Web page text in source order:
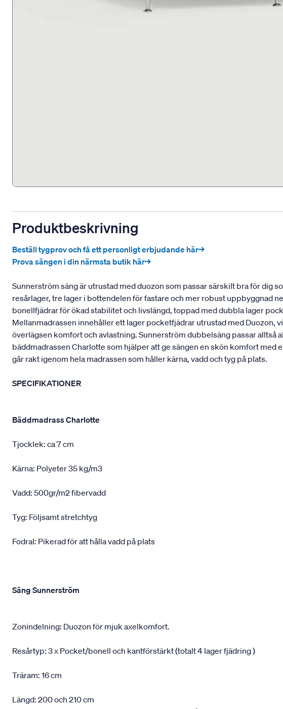
Produktbeskrivning
Beställ tygprov och få ett personligt erbjudande här→
Prova sängen i din närmsta butik här→
Sunnerström säng är utrustad med duozon som passar särskilt bra för dig
resårlager, tre lager i bottendelen för fastare och mer robust uppbyggnad
bonellfjädrar för ökad stabilitet och livslängd, toppad med dubbla lager
Mellanmadrassen innehåller ett lager pocketfjädrar utrustad med Duozon,
överlägsen komfort och avlastning. Sunnerström dubbelsäng passar
bäddmadrassen Charlotte som hjälper att ge sängen en skön komfort
går rakt igenom hela madrassen som håller kärna, vadd och tyg på plats.
SPECIFIKATIONER
Bäddmadrass Charlotte
Tjocklek: ca 7 cm
Kärna: Polyeter 35 kg/m3
Vadd: 500gr/m2 fibervadd
Tyg: Följsamt stretchtyg
Fodral: Pikerad för att hålla vadd på plats
Säng Sunnerström
Zonindelning: Duozon för mjuk axelkomfort.
Resårtyp: 3 x Pocket/bonell och kantförstärkt (totalt 4 lager fjädring )
Träram: 16 cm
Längd: 200 och 210 cm